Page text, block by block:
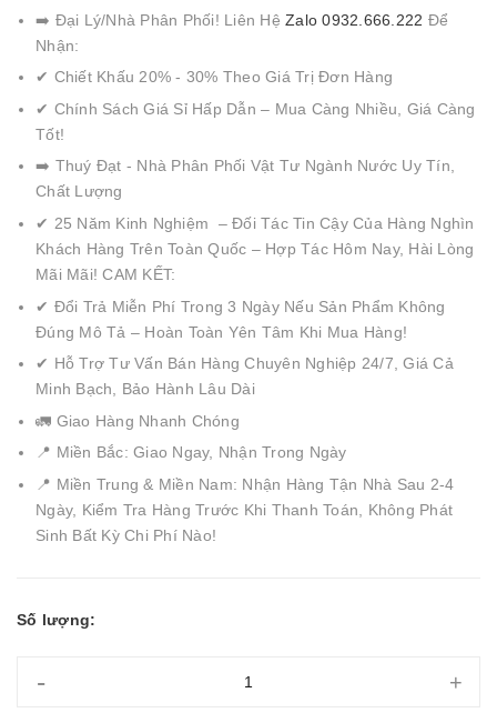
➡️ Đại Lý/Nhà Phân Phối! Liên Hệ Zalo 0932.666.222 Để
Nhận:
✔ Chiết Khấu 20% - 30% Theo Giá Trị Đơn Hàng
✔ Chính Sách Giá Sỉ Hấp Dẫn – Mua Càng Nhiều, Giá Càng
Tốt!
➡️ Thuý Đạt - Nhà Phân Phối Vật Tư Ngành Nước Uy Tín,
Chất Lượng
✔ 25 Năm Kinh Nghiệm – Đối Tác Tin Cậy Của Hàng Nghìn
Khách Hàng Trên Toàn Quốc – Hợp Tác Hôm Nay, Hài Lòng
Mãi Mãi! CAM KẾT:
✔ Đổi Trả Miễn Phí Trong 3 Ngày Nếu Sản Phẩm Không
Đúng Mô Tả – Hoàn Toàn Yên Tâm Khi Mua Hàng!
✔ Hỗ Trợ Tư Vấn Bán Hàng Chuyên Nghiệp 24/7, Giá Cả
Minh Bạch, Bảo Hành Lâu Dài
🚛 Giao Hàng Nhanh Chóng
📍 Miền Bắc: Giao Ngay, Nhận Trong Ngày
📍 Miền Trung & Miền Nam: Nhận Hàng Tận Nhà Sau 2-4
Ngày, Kiểm Tra Hàng Trước Khi Thanh Toán, Không Phát
Sinh Bất Kỳ Chi Phí Nào!
Số lượng:
- +